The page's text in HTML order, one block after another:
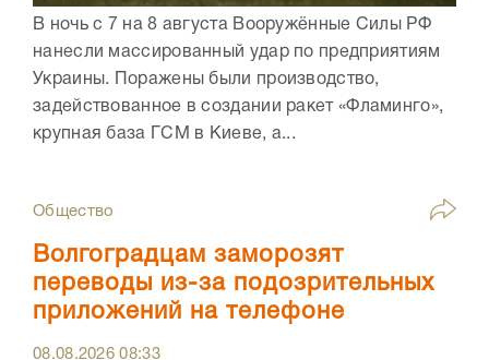
В ночь с 7 на 8 августа Вооружённые Силы РФ
нанесли массированный удар по предприятиям
Украины. Поражены были производство,
задействованное в создании ракет «Фламинго»,
крупная база ГСМ в Киеве, а...
Общество
Волгоградцам заморозят
переводы из-за подозрительных
приложений на телефоне
08.08.202608:33